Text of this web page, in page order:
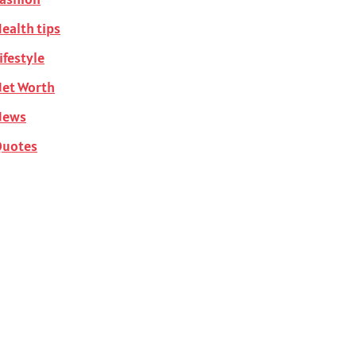
tips
Worth